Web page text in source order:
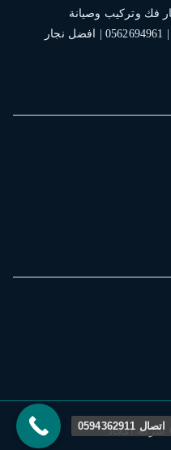
فني تركيب غرف نوم بالمدينة المنورة | 0562694961 | افضل نجار
اتصال 0594362911